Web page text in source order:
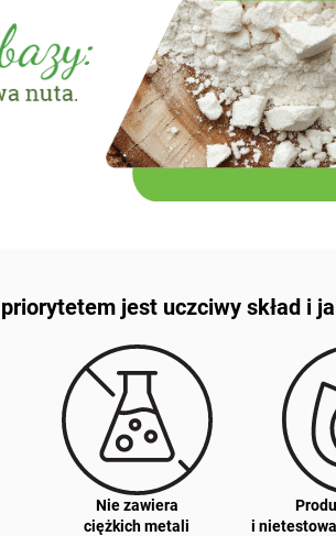
jest uczciwy skład i
Nie zawiera
ciężkich metali
i